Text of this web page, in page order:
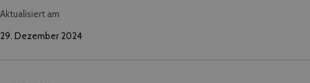
Aktualisiert am
29. Dezember 2024